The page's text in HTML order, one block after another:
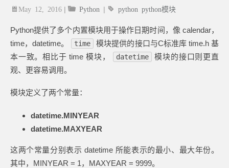
May 12, 2016 | Python | python python模块
Python提供了多个内置模块用于操作日期时间，像 calendar，
time，datetime。
time
模块提供的接口与C标准库 time.h 基
本一致。相比于 time 模块，
datetime
模块的接口则更直
观、更容易调用。
模块定义了两个常量：
datetime.MINYEAR
datetime.MAXYEAR
这两个常量分别表示 datetime 所能表示的最小、最大年份。
其中，MINYEAR = 1，MAXYEAR = 9999。